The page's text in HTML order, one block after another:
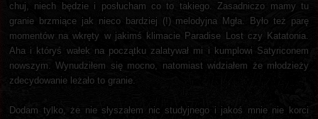
chuj, niech będzie i posłucham co to takiego. Zasadniczo mamy tu
granie brzmiące jak nieco bardziej (!) melodyjna Mgła. Było też parę
momentów na wkręty w jakimś klimacie Paradise Lost czy Katatonia.
Aha i któryś wałek na początku zalatywał mi i kumplowi Satyriconem
nowszym. Wynudziłem się mocno, natomiast widziałem że młodzieży
zdecydowanie leżało to granie.
Dodam tylko, że nie słyszałem nic studyjnego i jakoś mnie nie korci